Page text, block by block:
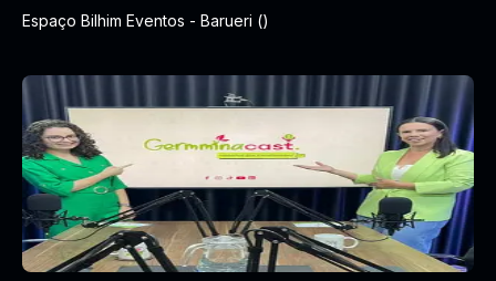
Espaço Bilhim Eventos - Barueri ()